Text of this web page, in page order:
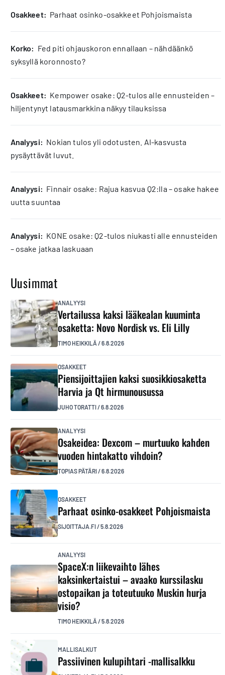
osakkeet: Parhaat osinko-osakkeet Pohjoismaista
korko: Fed piti ohjauskoron ennallaan – nähdäänkö
syksyllä koronnosto?
osakkeet: Kempower osake: Q2-tulos alle ennusteiden –
hiljentynyt latausmarkkina näkyy tilauksissa
analyysi: Nokian tulos yli odotusten. AI-kasvusta
pysäyttävät luvut.
analyysi: Finnair osake: Rajua kasvua Q2:lla – osake hakee
uutta suuntaa
analyysi: KONE osake: Q2-tulos niukasti alle ennusteiden
– osake jatkaa laskuaan
Uusimmat
ANALYYSI
Vertailussa kaksi lääkealan kuuminta
osaketta: Novo Nordisk vs. Eli Lilly
TIMO HEIKKILÄ /6.8.2026
OSAKKEET
Piensijoittajien kaksi suosikkiosaketta
Harvia ja Qt hirmunousussa
JUHO TORATTI/6.8.2026
ANALYYSI
Osakeidea: Dexcom – murtuuko kahden
vuoden hintakatto vihdoin?
TOPIAS PÄTÄRI/6.8.2026
OSAKKEET
Parhaat osinko-osakkeet Pohjoismaista
SIJOITTAJA.FI/5.8.2026
ANALYYSI
SpaceX:n liikevaihto lähes
kaksinkertaistui – avaako kurssilasku
ostopaikan ja toteutuuko Muskin hurja
visio?
TIMO HEIKKILÄ /5.8.2026
MALLISALKUT
Passiivinen kulupihtari -mallisalkku